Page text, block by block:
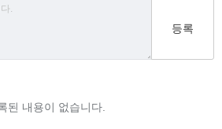
등록
된 내용이 없습니다.